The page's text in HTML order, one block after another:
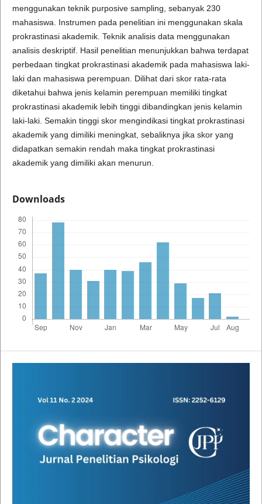
menggunakan teknik purposive sampling, sebanyak 230
mahasiswa. Instrumen pada penelitian ini menggunakan skala
prokrastinasi akademik. Teknik analisis data menggunakan
analisis deskriptif. Hasil penelitian menunjukkan bahwa terdapat
perbedaan tingkat prokrastinasi akademik pada mahasiswa laki-
laki dan mahasiswa perempuan. Dilihat dari skor rata-rata
diketahui bahwa jenis kelamin perempuan memiliki tingkat
prokrastinasi akademik lebih tinggi dibandingkan jenis kelamin
laki-laki. Semakin tinggi skor mengindikasi tingkat prokrastinasi
akademik yang dimiliki meningkat, sebaliknya jika skor yang
didapatkan semakin rendah maka tingkat prokrastinasi
akademik yang dimiliki akan menurun.
Downloads